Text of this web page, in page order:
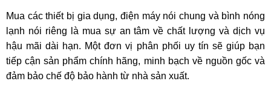
Mua các thiết bị gia dụng, điện máy nói chung và bình nóng
lạnh nói riêng là mua sự an tâm về chất lượng và dịch vụ
hậu mãi dài hạn. Một đơn vị phân phối uy tín sẽ giúp bạn
tiếp cận sản phẩm chính hãng, minh bạch về nguồn gốc và
đảm bảo chế độ bảo hành từ nhà sản xuất.